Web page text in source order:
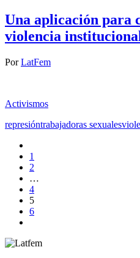
Una aplicación para
violencia
PorLatFem
Activismos
represióntrabajadoras sexuales
1
2
…
4
5
6